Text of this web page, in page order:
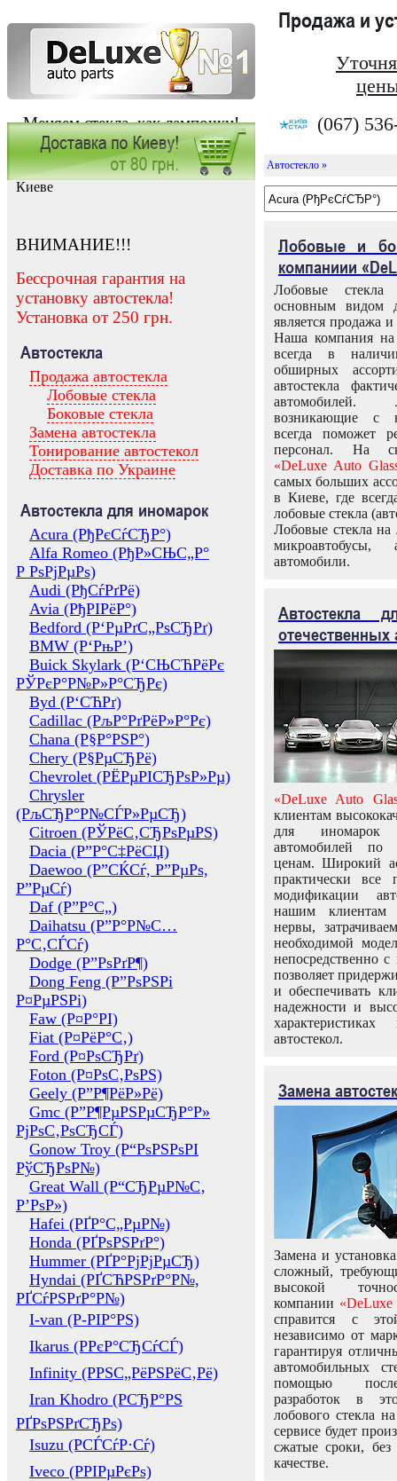
Меняем стекла, как лампочки!
Продажа и
(067)
Заказать установку автостекла в
Киеве
ВНИМАНИЕ!!!
Бессрочная гарантия на
установку автостекла!
Установка от 250 грн.
Автостекла
Продажа автостекла
Лобовые стекла
Боковые стекла
Замена автостекла
Тонирование автостекол
Доставка по Украине
Автостекла для иномарок
Acura (РђРєСѓСЂР°)
Alfa Romeo (РђР»СЊС„Р°
Р РѕРјРµРѕ)
Audi (РђСѓРґРё)
Avia (РђРІРёР°)
Bedford (Р‘РµРґС„РѕСЂРґ)
BMW (Р‘РњР’)
Buick Skylark (Р‘СЊСЋРёРє
РЎРєР°Р№Р»Р°СЂРє)
Byd (Р‘СЋРґ)
Cadillac (РљР°РґРёР»Р°Рє)
Chana (Р§Р°РЅР°)
Chery (Р§РµСЂРё)
Chevrolet (РЁРµРІСЂРѕР»Рµ)
Chrysler
(РљСЂР°Р№СЃР»РµСЂ)
Citroen (РЎРёС‚СЂРѕРµРЅ)
Dacia (Р”Р°С‡РёСЏ)
Daewoo (Р”СЌСѓ, Р”РµРѕ,
Р”РµСѓ)
Daf (Р”Р°С„)
Daihatsu (Р”Р°Р№С…
Р°С‚СЃСѓ)
Dodge (Р”РѕРґР¶)
Dong Feng (Р”РѕРЅРі
Р¤РµРЅРі)
Faw (Р¤Р°РІ)
Fiat (Р¤РёР°С‚)
Ford (Р¤РѕСЂРґ)
Foton (Р¤РѕС‚РѕРЅ)
Geely (Р”Р¶РёР»Рё)
Gmc (Р”Р¶РµРЅРµСЂР°Р»
РјРѕС‚РѕСЂСЃ)
Gonow Troy (Р“РѕРЅРѕРІ
РўСЂРѕР№)
Great Wall (Р“СЂРµР№С‚
Р’РѕР»)
Hafei (РҐР°С„РµР№)
Honda (РҐРѕРЅРґР°)
Hummer (РҐР°РјРјРµСЂ)
Hyndai (РҐСЋРЅРґР°Р№,
РҐСѓРЅРґР°Р№)
I-van (Р-РІР°РЅ)
Ikarus (РРєР°СЂСѓСЃ)
Infinity (РРЅС„РёРЅРёС‚Рё)
Iran Khodro (РСЂР°РЅ
РҐРѕРЅРґСЂРѕ)
Isuzu (РСЃСѓР·Сѓ)
Iveco (РРІРµРєРѕ)
Автостекло »
Лобовые и
компаниии
Лобовые
основным видом
является продажа и
Наша компания на
всегда в
обширных
автостекла
возникающие с
всегда поможет
персонал. На
«DeLuxe Auto
самых больших
в Киеве, где
лобовые стекла
Лобовые стекла на
микроавтобусы,
автомобили.
Автостекла
отечественных
«DeLuxe Auto
клиентам
для иномарок
автомобилей
ценам. Широкий
практически все
модификации
нашим клиентам
нервы,
необходимой
непосредственно
позволяет
и обеспечивать
надежности и
автостекол.
Замена
Замена и
сложный,
высокой
компании «DeLuxe
справится с
независимо от
гарантируя
автомобильных
помощью
разработок в
лобового стекла
сервисе будет
сжатые сроки,
качестве.